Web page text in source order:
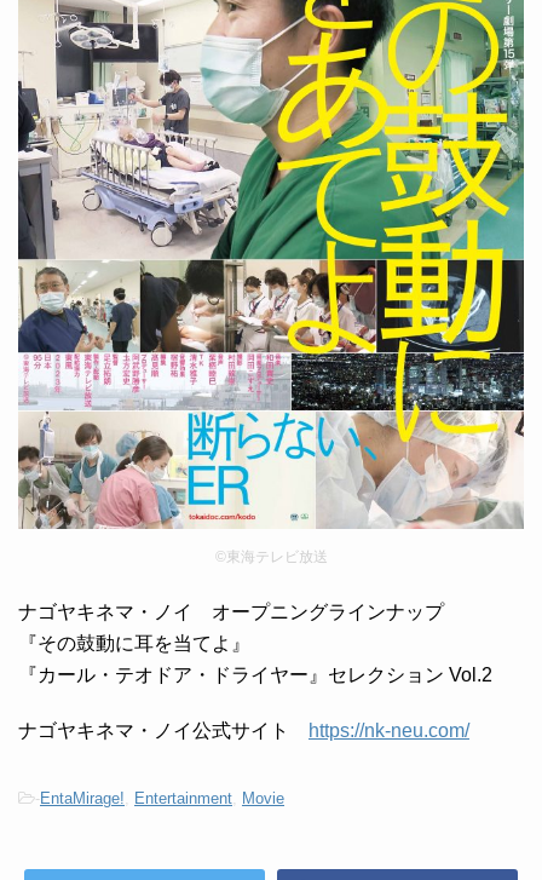
©東海テレビ放送
ナゴヤキネマ・ノイ オープニングラインナップ
『その鼓動に耳を当てよ』
『カール・テオドア・ドライヤー』セレクション Vol.2
ナゴヤキネマ・ノイ公式サイト https://nk-neu.com/
-EntaMirage! Entertainment Movie